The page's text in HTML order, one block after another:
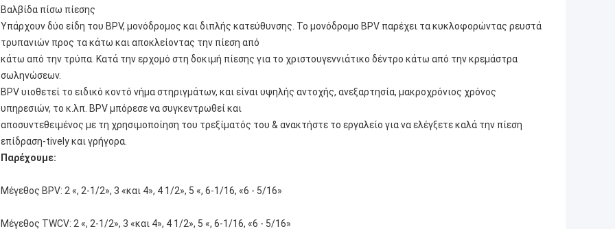
Βαλβίδα πίσω πίεσης
Υπάρχουν δύο είδη του BPV, μονόδρομος και διπλής κατεύθυνσης. Το μονόδρομο BPV παρέχει τα κυκλοφορώντας ρευστά
τρυπανιών προς τα κάτω και αποκλείοντας την πίεση από
κάτω από την τρύπα. Κατά την ερχομό στη δοκιμή πίεσης για το χριστουγεννιάτικο δέντρο κάτω από την κρεμάστρα
σωληνώσεων.
BPV υιοθετεί το ειδικό κοντό νήμα στηριγμάτων, και είναι υψηλής αντοχής, ανεξαρτησία, μακροχρόνιος χρόνος
υπηρεσιών, το κ.λπ. BPV μπόρεσε να συγκεντρωθεί και
αποσυντεθειμένος με τη χρησιμοποίηση του τρεξίματός του & ανακτήστε το εργαλείο για να ελέγξετε καλά την πίεση
επίδραση-tively και γρήγορα.
Παρέχουμε:
Μέγεθος BPV: 2 «, 2-1/2», 3 «και 4», 4 1/2», 5 «, 6-1/16, «6 - 5/16»
Μέγεθος TWCV: 2 «, 2-1/2», 3 «και 4», 4 1/2», 5 «, 6-1/16, «6 - 5/16»